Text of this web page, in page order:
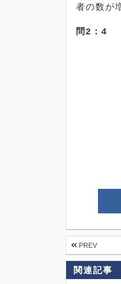
者の数が
問2 ：4
PREV
関連記事